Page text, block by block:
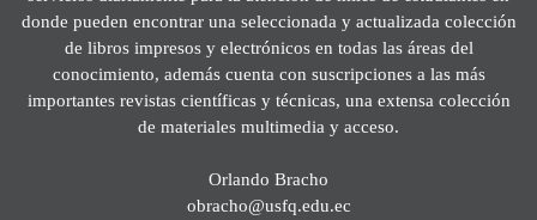
donde pueden encontrar una seleccionada y actualizada colección
de libros impresos y electrónicos en todas las áreas del
conocimiento, además cuenta con suscripciones a las más
importantes revistas científicas y técnicas, una extensa colección
de materiales multimedia y acceso.
Orlando Bracho
obracho@usfq.edu.ec